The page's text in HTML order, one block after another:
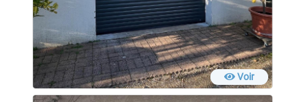
Voir